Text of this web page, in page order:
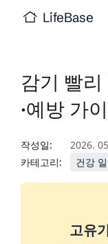
LifeBase
감기 빨리
·예방 가
작성일:
2026.
카테고리:
건강
고유